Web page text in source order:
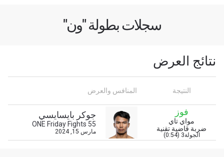
سجلات بطولة "ون"
نتائج العرض
النتيجة المنافس والعرض
فوز
مواي تاي
ضربة قاضية تقنية
الجولة3 (0:54)
جوكر بايسايسي
ONE Friday Fights 55
مارس 15, 2024 المنافس
ابق على اطّلاع
خذ بطولة "ون" معك أينما ذهبت! اشترك الآن للوصول
أفضل المقاعد لعروضنا الحية.
البريد الإلكتروني